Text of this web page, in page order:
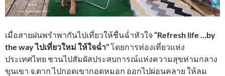
เมื่อสายฝนพรำพากันไปเที่ยวให้ชื่นฉ่ำหัวใจ “Refresh life …by
the way ไปเที่ยวใหม่ ให้ใจฉ่ำ”โดยการท่องเที่ยวแห่ง
ประเทศไทย ชวนไปสัมผัสประสบการณ์แห่งความสุขท่ามกลาง
ขุนเขา จ.ตาก ไปกอดเขากอดหมอก ออกไปผ่อนคลาย ให้ลม